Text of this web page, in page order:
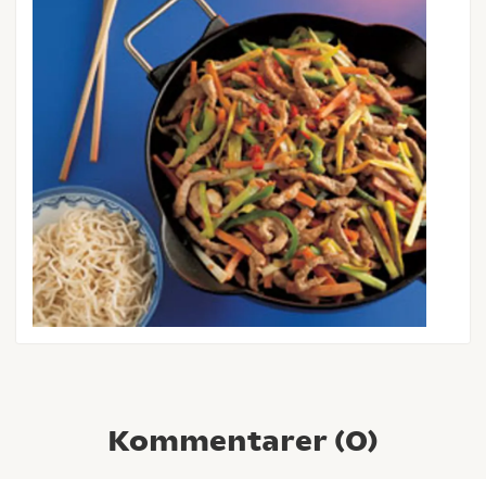
Kommentarer (0)